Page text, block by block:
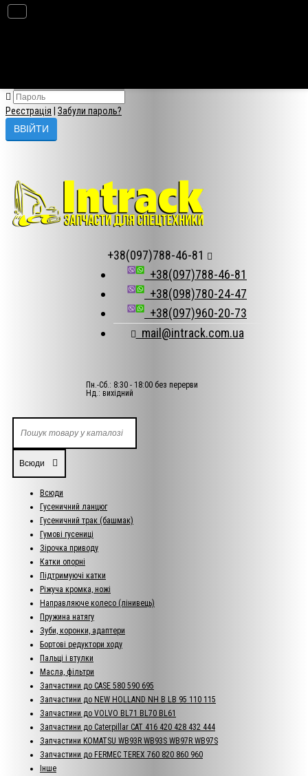
Реєстрація Забули пароль?
+38(097)788-46-81
+38(097)788-46-81
+38(098)780-24-47
+38(097)960-20-73
mail@intrack.com.ua
Пн.-Сб.: 8:30 - 18:00 без перерви
Нд.: вихідний
Всюди
Всюди
Гусеничний ланцюг
Гусеничний трак (башмак)
Гумові гусениці
Зірочка приводу
Катки опорні
Підтримуючі катки
Ріжуча кромка, ножі
Направляюче колесо (лінивець)
Пружина натягу
Зуби, коронки, адаптери
Бортові редуктори ходу
Пальці і втулки
Масла, фільтри
Запчастини до CASE 580 590 695
Запчастини до NEW HOLLAND NH B LB 95 110 115
Запчастини до VOLVO BL71 BL70 BL61
Запчастини до Caterpillar CAT 416 420 428 432 444
Запчастини KOMATSU WB93R WB93S WB97R WB97S
Запчастини до FERMEC TEREX 760 820 860 960
Інше